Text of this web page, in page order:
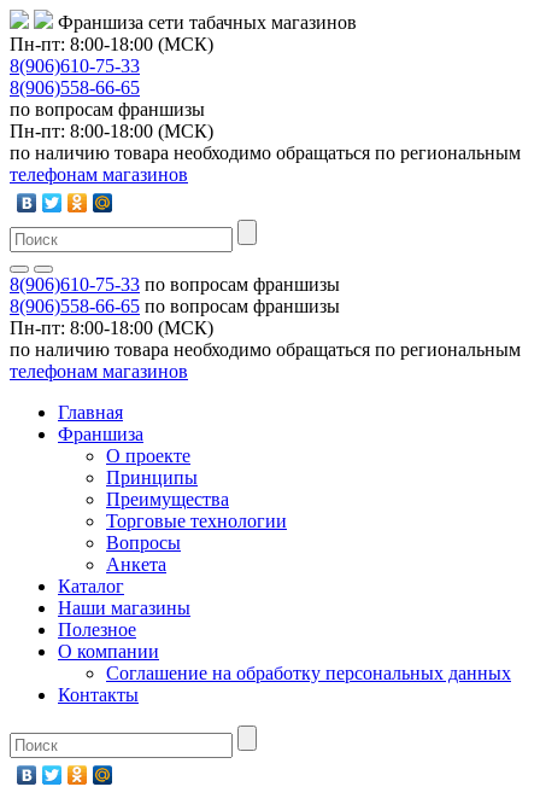
Франшиза сети табачных магазинов
Пн-пт: 8:00-18:00 (МСК)
8(906)610-75-33
8(906)558-66-65
по вопросам франшизы
Пн-пт: 8:00-18:00 (МСК)
по наличию товара необходимо обращаться по региональным
телефонам магазинов
8(906)610-75-33 по вопросам франшизы
8(906)558-66-65 по вопросам франшизы
Пн-пт: 8:00-18:00 (МСК)
по наличию товара необходимо обращаться по региональным
телефонам магазинов
Главная
Франшиза
О проекте
Принципы
Преимущества
Торговые технологии
Вопросы
Анкета
Каталог
Наши магазины
Полезное
О компании
Соглашение на обработку персональных данных
Контакты